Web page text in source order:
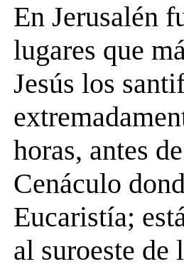
En Jerusalén
lugares que
Jesús los
horas, antes
Cenáculo
Eucaristía;
al suroeste